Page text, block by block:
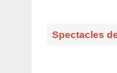
Spectacles